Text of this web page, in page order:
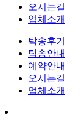
오시는길
업체소개
탁송후기
탁송안내
예약안내
오시는길
업체소개